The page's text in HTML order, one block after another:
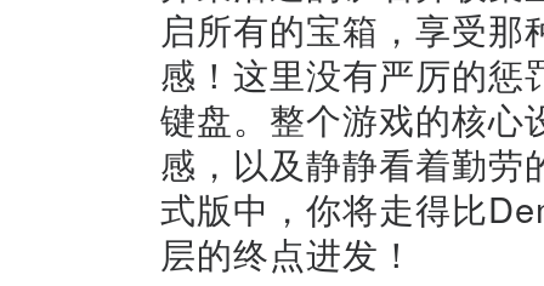
启所有的宝箱，享受
感！这里没有严厉的惩
键盘。整个游戏的核心
感，以及静静看着勤劳
式版中，你将走得比
层的终点进发！